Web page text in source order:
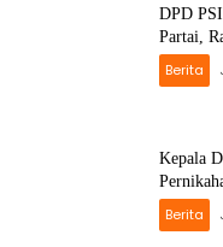
DPD
Partai,
Berita
Kepala
Berita